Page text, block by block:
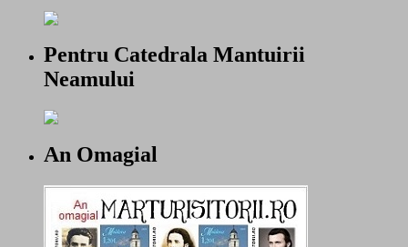
Pentru Catedrala Mantuirii
Neamului
An Omagial